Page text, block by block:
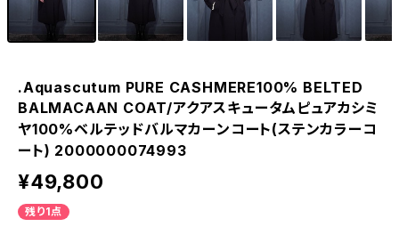
.Aquascutum PURE CASHMERE100% BELTED
BALMACAAN COAT/アクアスキュータムピュアカシミ
ヤ100%ベルテッドバルマカーンコート(ステンカラーコ
ート) 2000000074993
¥49,800
残り1点